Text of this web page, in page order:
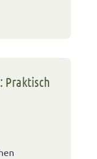
Praktisch